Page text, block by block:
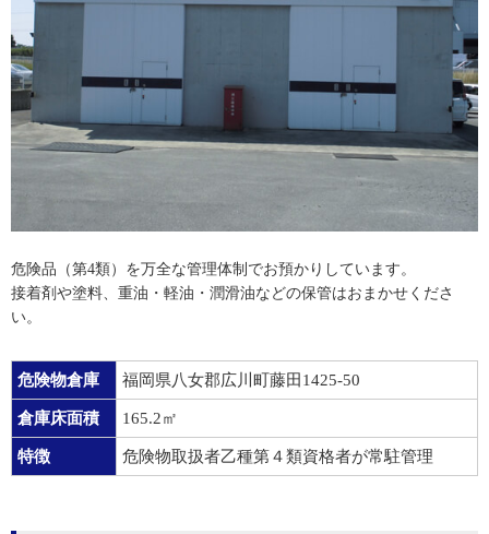
危険品（第4類）を万全な管理体制でお預かりしています。
接着剤や塗料、重油・軽油・潤滑油などの保管はおまかせくださ
い。
危険物倉庫 福岡県八女郡広川町藤田1425-50
倉庫床面積 165.2㎡
特徴 危険物取扱者乙種第４類資格者が常駐管理